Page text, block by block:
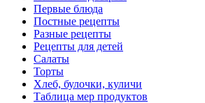
Первые блюда
Постные рецепты
Разные рецепты
Рецепты для детей
Салаты
Торты
Хлеб, булочки, куличи
Таблица мер продуктов